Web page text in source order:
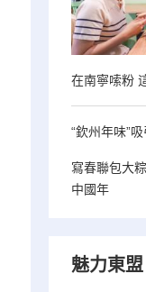
在南寧嗦粉
“欽州年味”
寫春聯包大
中國年
魅力東盟